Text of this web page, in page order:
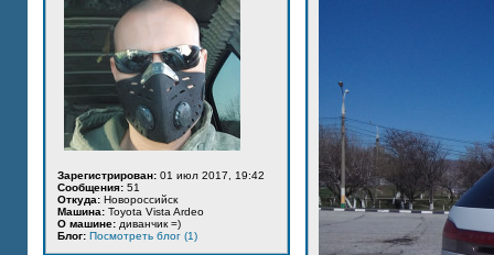
Зарегистрирован: 01 июл 2017, 19:42
Сообщения: 51
Откуда: Новороссийск
Машина: Toyota Vista Ardeo
О машине: диванчик =)
Блог: Посмотреть блог (1)